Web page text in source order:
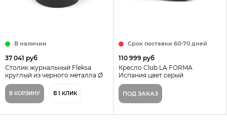
В наличии
37 041 руб
Столик журнальный Fleksa
круглый из черного металла Ø
45 см Испания
В КОРЗИНУ В 1 КЛИК
Срок поставки 60-70 дней
110 999 руб
Кресло Club LA FORMA
Испания цвет серый
ПОД ЗАКАЗ